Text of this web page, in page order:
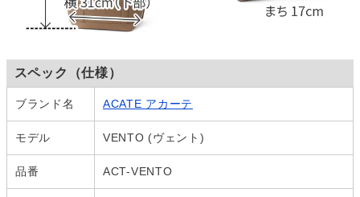
スペック（仕様）
ブランド名 ACATE アカーテ
モデル VENTO (ヴェント)
品番 ACT-VENTO